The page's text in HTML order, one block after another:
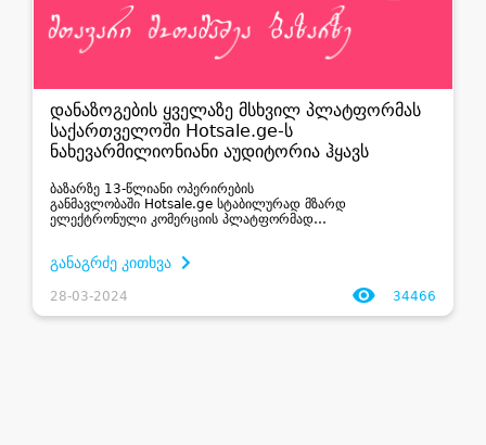
დანაზოგების ყველაზე მსხვილ პლატფორმას
საქართველოში Hotsale.ge-ს
ნახევარმილიონიანი აუდიტორია ჰყავს
ბაზარზე 13-წლიანი ოპერირების
განმავლობაში Hotsale.ge სტაბილურად მზარდ
ელექტრონული კომერციის პლატფორმად
მიმართ მოთხოვნა მაღალია. &nb...
განაგრძე კითხვა
28-03-2024 34466